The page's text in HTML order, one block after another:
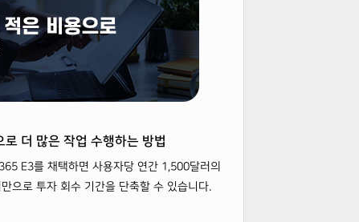
로 더 많은 작업 수행하는 방법
E3를 채택하면 사용자당 연간 1,500달러의
으로 투자 회수 기간을 단축할 수 있습니다.